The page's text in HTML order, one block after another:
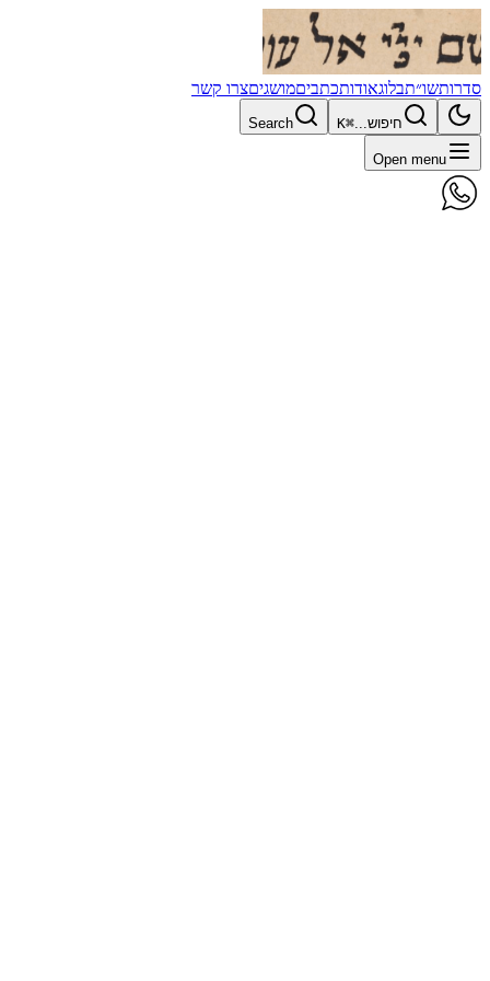
סדרותשו״תבלוגאודותכתביםמושגיםצרו קשר
חיפוש...⌘K
Search
Open menu